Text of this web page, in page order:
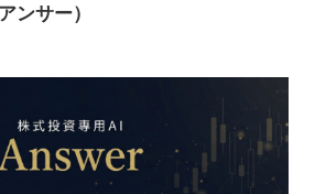
ンサー）